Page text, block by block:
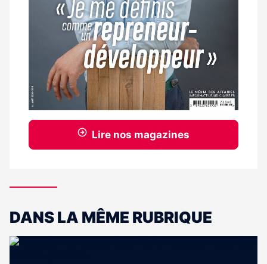
Lire nos magazines
DANS LA MÊME RUBRIQUE